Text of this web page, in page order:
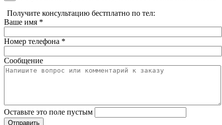
Получите консультацию бестплатно по тел:
Ваше имя *
Номер телефона *
Сообщение
Оставьте это поле пустым
Отправить